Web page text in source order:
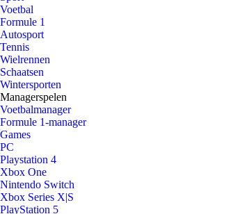
Voetbal
Formule 1
Autosport
Tennis
Wielrennen
Schaatsen
Wintersporten
Managerspelen
Voetbalmanager
Formule 1-manager
Games
PC
Playstation 4
Xbox One
Nintendo Switch
Xbox Series X|S
PlayStation 5